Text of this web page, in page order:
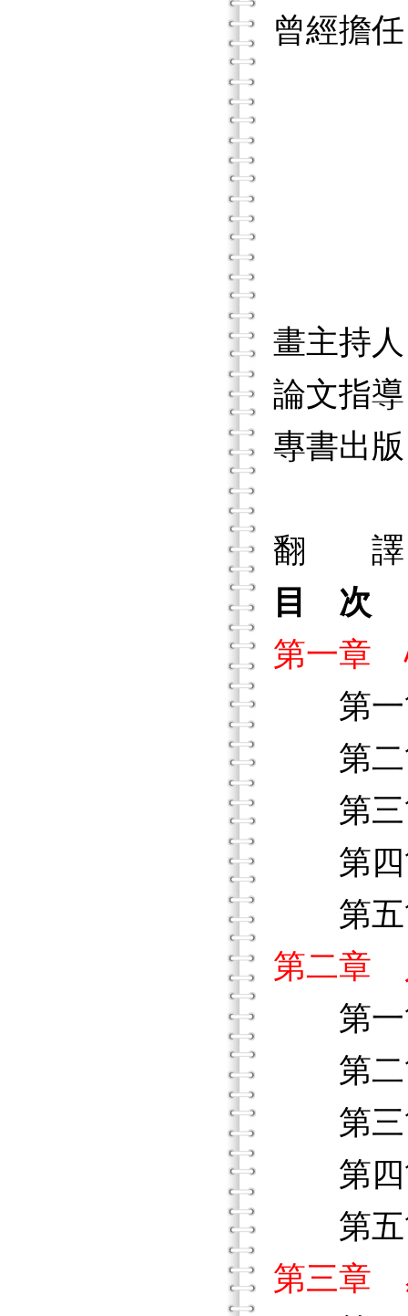
曾經擔
畫主持人
論文指
專書出
翻 譯：
目 次
第一章
第一
第二
第三
第四
第五
第二章
第一
第二
第三
第四
第五
第三章